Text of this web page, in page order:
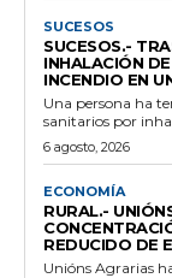
SUCESOS
SUCESOS.-
INHALACIÓN
INCENDIO EN
Una persona ha
sanitarios por
6 agosto, 2026
ECONOMÍA
RURAL.-
REDUCIDO DE
Unións Agrarias